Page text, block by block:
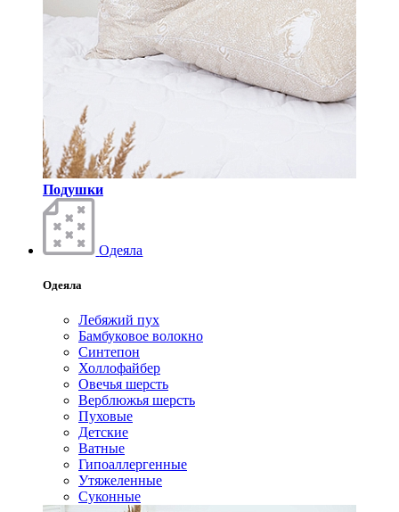
Подушки
Одеяла
Одеяла
Лебяжий пух
Бамбуковое волокно
Синтепон
Холлофайбер
Овечья шерсть
Верблюжья шерсть
Пуховые
Детские
Ватные
Гипоаллергенные
Утяжеленные
Суконные